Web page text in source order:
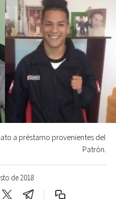
de 2018
a préstamo provenientes del
Patrón.